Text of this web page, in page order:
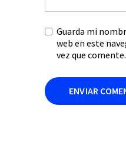
Guarda mi
web en este
vez que comente.